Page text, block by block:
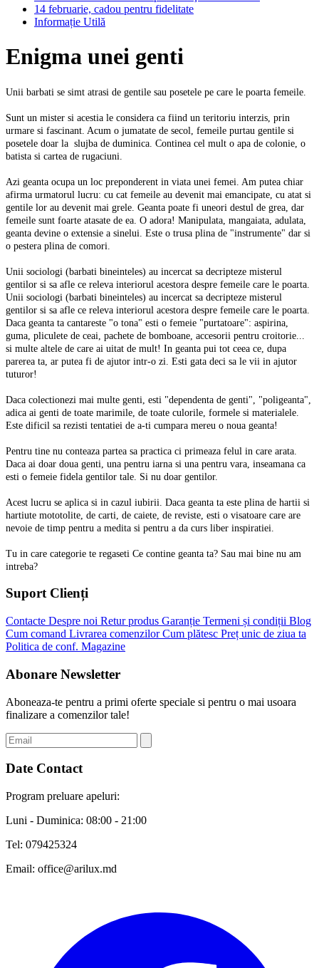
14 februarie, cadou pentru fidelitate
Informație Utilă
Enigma unei genti
Unii barbati se simt atrasi de gentile sau posetele pe care le poarta femeile.
Sunt un mister si acestia le considera ca fiind un teritoriu interzis, prin
urmare si fascinant. Acum o jumatate de secol, femeile purtau gentile si
posetele doar la slujba de duminica. Continea cel mult o apa de colonie, o
batista si cartea de rugaciuni.
Azi geanta ocupa un loc preponderent in viata unei femei. Am putea chiar
afirma urmatorul lucru: cu cat femeile au devenit mai emancipate, cu atat si
gentile lor au devenit mai grele. Geanta poate fi uneori destul de grea, dar
femeile sunt foarte atasate de ea. O adora! Manipulata, mangaiata, adulata,
geanta devine o extensie a sinelui. Este o trusa plina de "instrumente" dar si
o pestera plina de comori.
Unii sociologi (barbati bineinteles) au incercat sa decripteze misterul
gentilor si sa afle ce releva interiorul acestora despre femeile care le poarta.
Unii sociologi (barbati bineinteles) au incercat sa decripteze misterul
gentilor si sa afle ce releva interiorul acestora despre femeile care le poarta.
Daca geanta ta cantareste "o tona" esti o femeie "purtatoare": aspirina,
guma, pliculete de ceai, pachete de bomboane, accesorii pentru croitorie...
si multe altele de care ai uitat de mult! In geanta pui tot ceea ce, dupa
parerea ta, ar putea fi de ajutor intr-o zi. Esti gata deci sa le vii in ajutor
tuturor!
Daca colectionezi mai multe genti, esti "dependenta de genti", "poligeanta",
adica ai genti de toate marimile, de toate culorile, formele si materialele.
Este dificil sa rezisti tentatiei de a-ti cumpara mereu o noua geanta!
Pentru tine nu conteaza partea sa practica ci primeaza felul in care arata.
Daca ai doar doua genti, una pentru iarna si una pentru vara, inseamana ca
esti o femeie fidela gentilor tale. Si nu doar gentilor.
Acest lucru se aplica si in cazul iubirii. Daca geanta ta este plina de hartii si
hartiute mototolite, de carti, de caiete, de reviste, esti o visatoare care are
nevoie de timp pentru a medita si pentru a da curs liber inspiratiei.
Tu in care categorie te regaseti Ce contine geanta ta? Sau mai bine nu am
intreba?
Suport Clienți
Contacte Despre noi Retur produs Garanție Termeni și condiții Blog
Cum comand Livrarea comenzilorCum plătesc Preț unic de ziua ta
Politica de conf. Magazine
Abonare Newsletter
Aboneaza-te pentru a primi oferte speciale si pentru o mai usoara
finalizare a comenzilor tale!
Date Contact
Program preluare apeluri:
Luni - Duminica: 08:00 - 21:00
Tel: 079425324
Email: office@arilux.md